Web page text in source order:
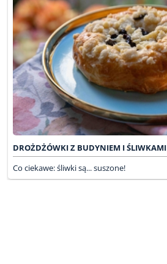
DROŻDŻÓWKI Z BUDYNIEM I ŚLIWKAMI
Co ciekawe: śliwki są... suszone!